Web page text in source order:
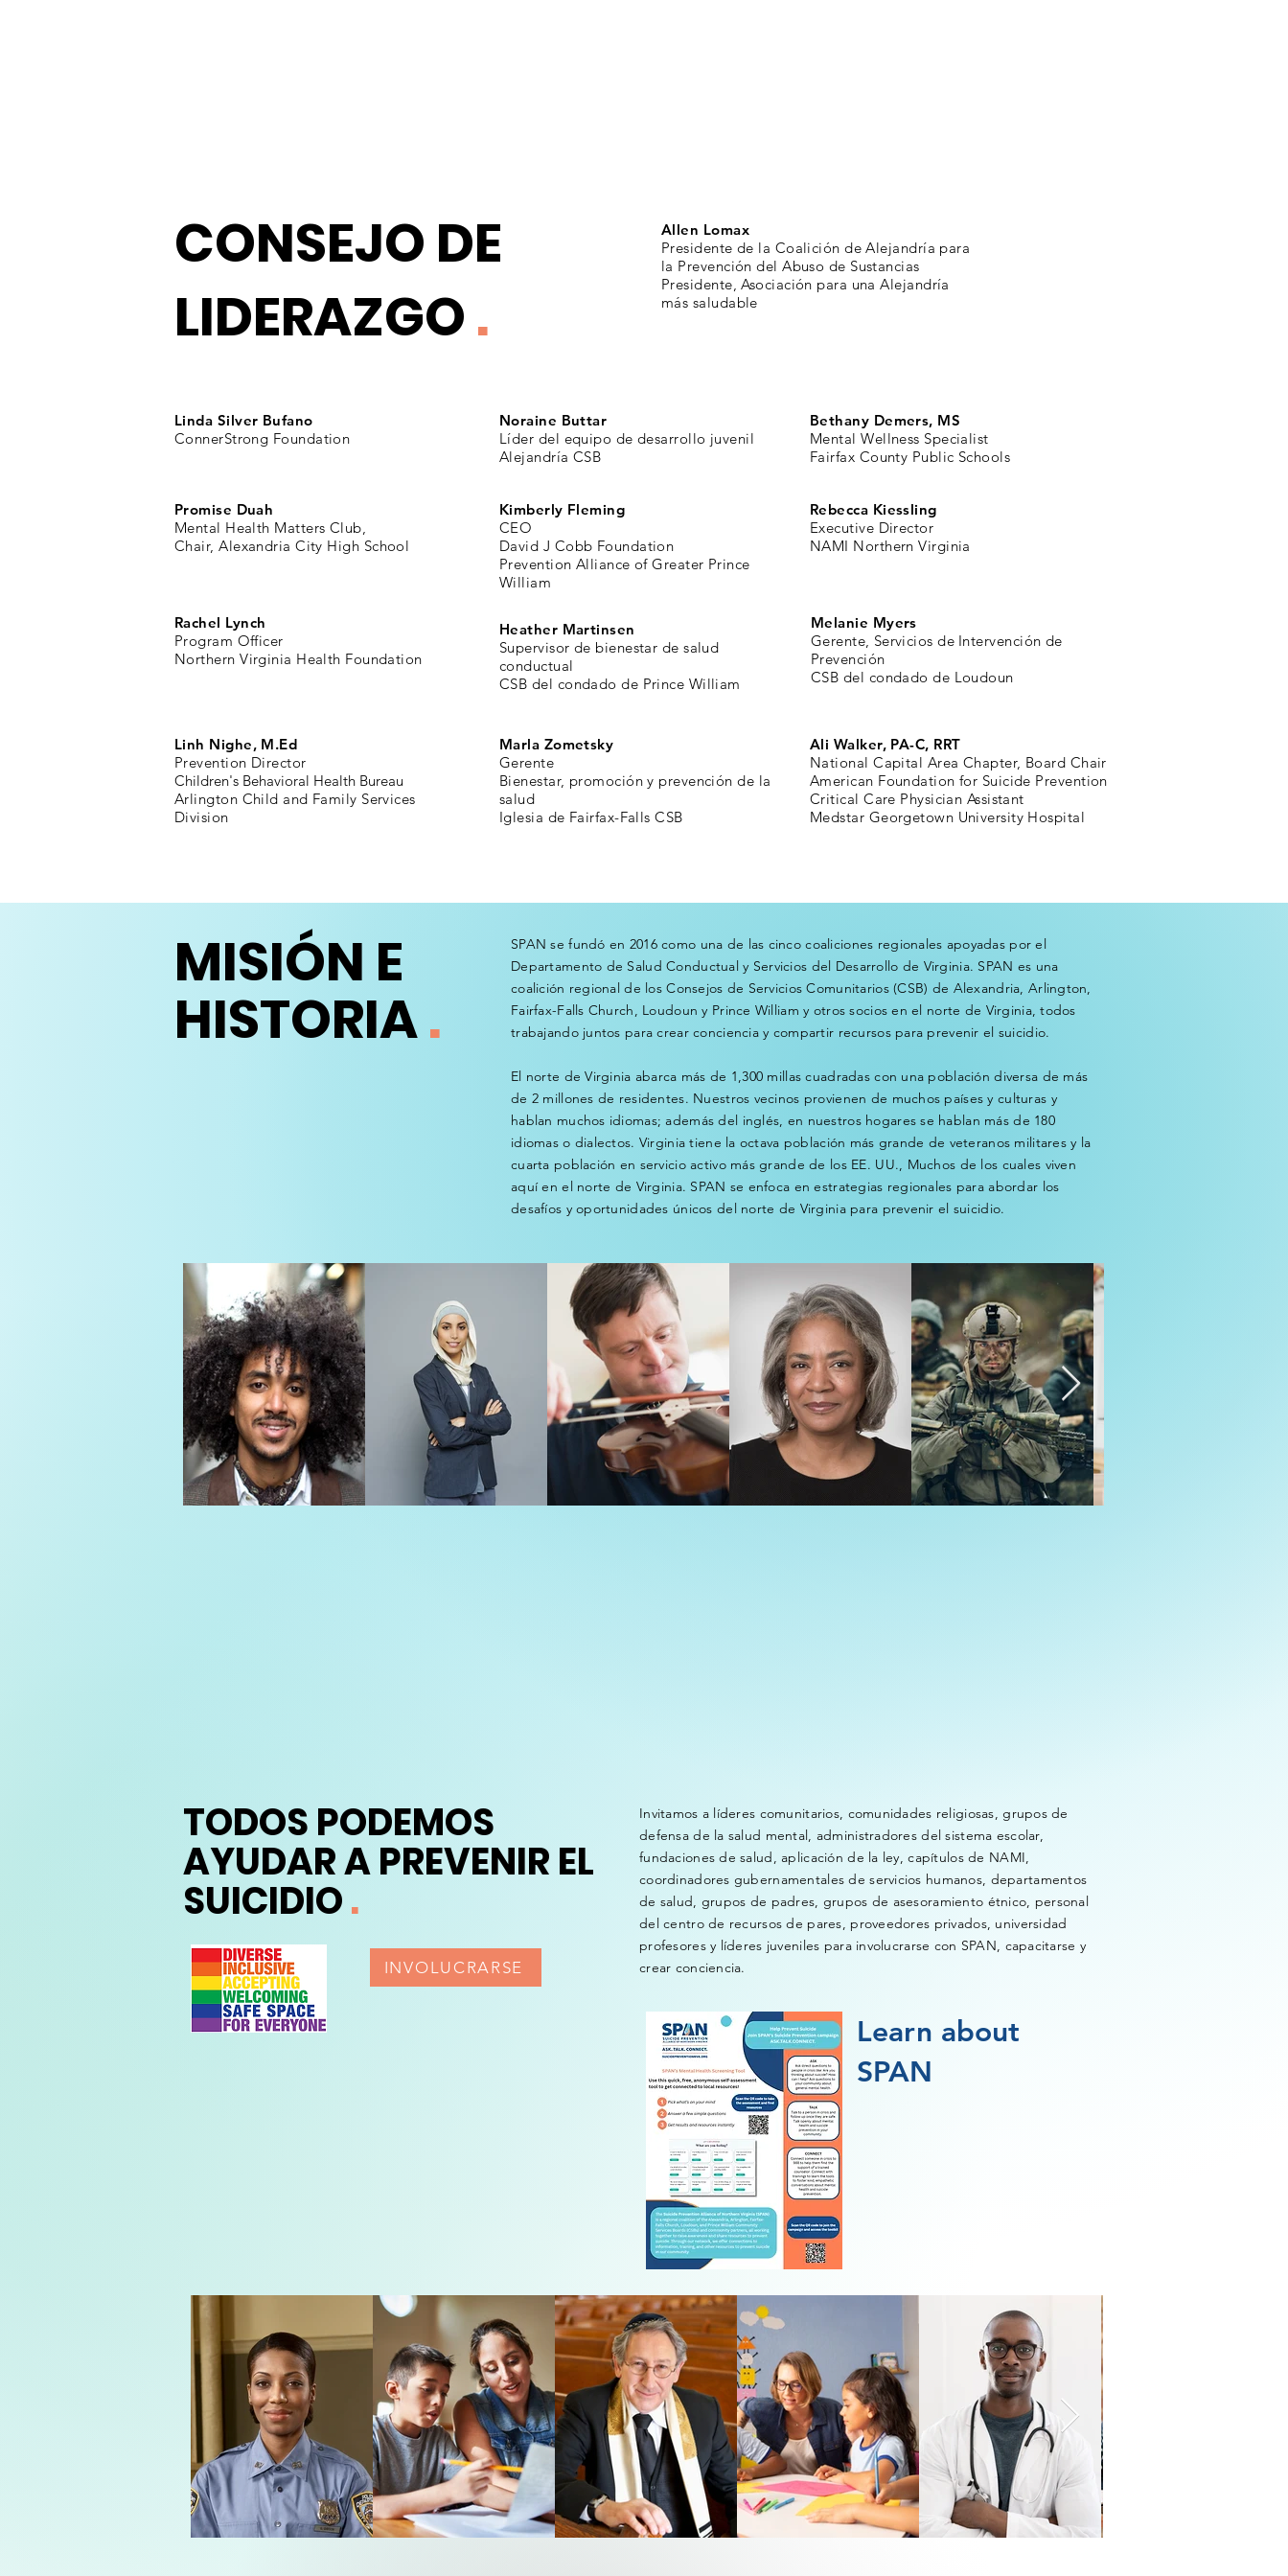
CONSEJO DE
LIDERAZGO.
Allen Lomax
Presidente de la Coalición de Alejandría para
la Prevención del Abuso de Sustancias
Presidente, Asociación para una Alejandría
más saludable
Linda Silver Bufano
ConnerStrong Foundation
Noraine Buttar
Líder del equipo de desarrollo juvenil
Alejandría CSB
Bethany Demers, MS
Mental Wellness Specialist
Fairfax County Public Schools
Promise Duah
Mental Health Matters Club,
Chair, Alexandria City High School
Kimberly Fleming
CEO
David J Cobb Foundation
Prevention Alliance of Greater Prince
William
Rebecca Kiessling
Executive Director
NAMI Northern Virginia
Rachel Lynch
Program Officer
Northern Virginia Health Foundation
Heather Martinsen
Supervisor de bienestar de salud
conductual
CSB del condado de Prince William
Melanie Myers
Gerente, Servicios de Intervención de
Prevención
CSB del condado de Loudoun
Linh Nighe, M.Ed
Prevention Director
Children's Behavioral Health Bureau
Arlington Child and Family Services
Division
Marla Zometsky
Gerente
Bienestar, promoción y prevención de la
salud
Iglesia de Fairfax-Falls CSB
Ali Walker, PA-C, RRT
National Capital Area Chapter, Board Chair
American Foundation for Suicide Prevention
Critical Care Physician Assistant
Medstar Georgetown University Hospital
MISIÓN E
HISTORIA.
SPAN se fundó en 2016 como una de las cinco coaliciones regionales apoyadas por el
Departamento de Salud Conductual y Servicios del Desarrollo de Virginia. SPAN es una
coalición regional de los Consejos de Servicios Comunitarios (CSB) de Alexandria, Arlington,
Fairfax-Falls Church, Loudoun y Prince William y otros socios en el norte de Virginia, todos
trabajando juntos para crear conciencia y compartir recursos para prevenir el suicidio.
El norte de Virginia abarca más de 1,300 millas cuadradas con una población diversa de más
de 2 millones de residentes. Nuestros vecinos provienen de muchos países y culturas y
hablan muchos idiomas; además del inglés, en nuestros hogares se hablan más de 180
idiomas o dialectos. Virginia tiene la octava población más grande de veteranos militares y la
cuarta población en servicio activo más grande de los EE. UU., Muchos de los cuales viven
aquí en el norte de Virginia. SPAN se enfoca en estrategias regionales para abordar los
desafíos y oportunidades únicos del norte de Virginia para prevenir el suicidio.
TODOS PODEMOS
AYUDAR A PREVENIR EL
SUICIDIO.
INVOLUCRARSE
Invitamos a líderes comunitarios, comunidades religiosas, grupos de
defensa de la salud mental, administradores del sistema escolar,
fundaciones de salud, aplicación de la ley, capítulos de NAMI,
coordinadores gubernamentales de servicios humanos, departamentos
de salud, grupos de padres, grupos de asesoramiento étnico, personal
del centro de recursos de pares, proveedores privados, universidad
profesores y líderes juveniles para involucrarse con SPAN, capacitarse y
crear conciencia.
Learn about
SPAN